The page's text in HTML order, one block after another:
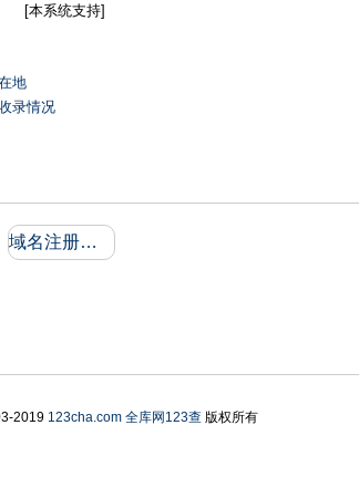
[本系统支持]
地
录情况
域名注册信息
2019 123cha.com 全库网123查版权所有